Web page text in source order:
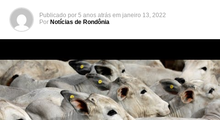
Publicado por 5 anos atrás em janeiro 13, 2022
Por Notícias de Rondônia